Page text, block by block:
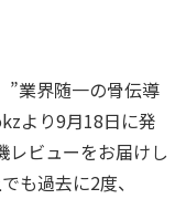
”業界随一の骨伝導
より9月18日に発
レビューをお届けし
も過去に2度、